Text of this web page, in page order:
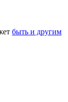
быть и другим